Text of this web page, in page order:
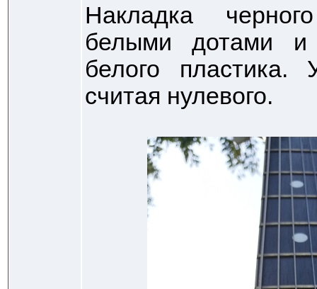
Накладка
белыми дотами и
белого
считая нулевого.